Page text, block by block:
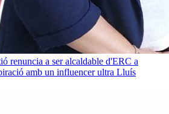
renuncia a ser alcaldable d'ERC a
amb un influencer ultra Lluís